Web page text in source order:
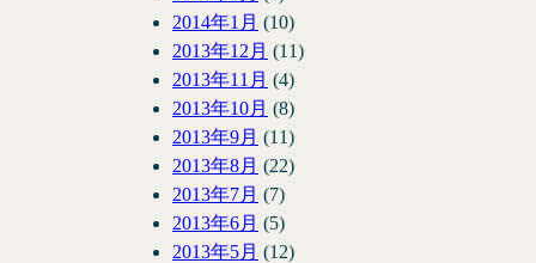
2014年1月 (10)
2013年12月 (11)
2013年11月 (4)
2013年10月 (8)
2013年9月 (11)
2013年8月 (22)
2013年7月 (7)
2013年6月 (5)
2013年5月 (12)